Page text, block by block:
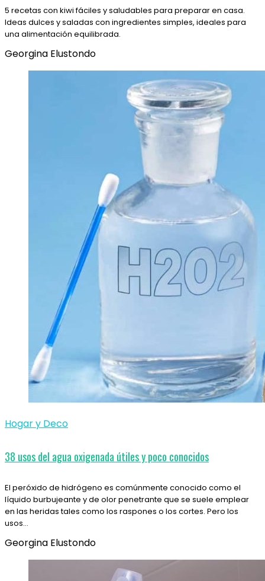
5 recetas con kiwi fáciles y saludables para preparar en casa.
Ideas dulces y saladas con ingredientes simples, ideales para
una alimentación equilibrada.
Georgina Elustondo
Hogar y Deco
38 usos del agua oxigenada útiles y poco conocidos
El peróxido de hidrógeno es comúnmente conocido como el
líquido burbujeante y de olor penetrante que se suele emplear
en las heridas tales como los raspones o los cortes. Pero los
usos…
Georgina Elustondo